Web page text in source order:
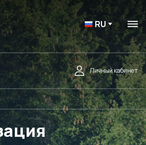
RU
Личный кабинет